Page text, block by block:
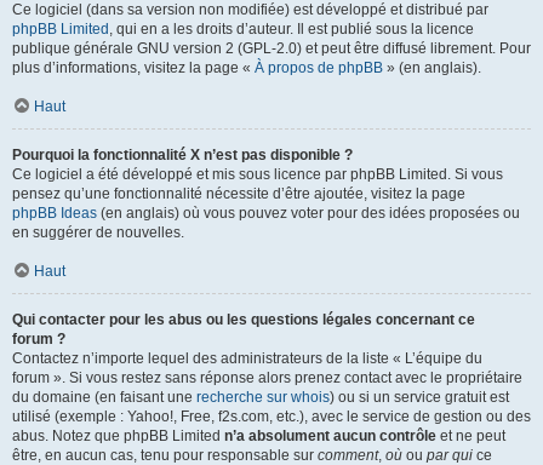
Ce logiciel (dans sa version non modifiée) est développé et distribué par
phpBB Limited , qui en a les droits d’auteur. Il est publié sous la licence
publique générale GNU version 2 (GPL-2.0) et peut être diffusé librement. Pour
plus d’informations, visitez la page « À propos de phpBB » (en anglais).
Haut
Pourquoi la fonctionnalité X n’est pas disponible ?
Ce logiciel a été développé et mis sous licence par phpBB Limited. Si vous
pensez qu’une fonctionnalité nécessite d’être ajoutée, visitez la page
phpBB Ideas (en anglais) où vous pouvez voter pour des idées proposées ou
en suggérer de nouvelles.
Haut
Qui contacter pour les abus ou les questions légales concernant ce
forum ?
Contactez n’importe lequel des administrateurs de la liste « L’équipe du
forum ». Si vous restez sans réponse alors prenez contact avec le propriétaire
du domaine (en faisant une recherche sur whois) ou si un service gratuit est
utilisé (exemple : Yahoo!, Free, f2s.com, etc.), avec le service de gestion ou des
abus. Notez que phpBB Limited n’a absolument aucun contrôle et ne peut
être, en aucun cas, tenu pour responsable sur comment, où ou par qui ce